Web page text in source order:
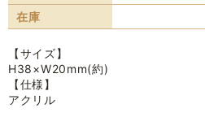
在庫
【サイズ】
H38×W20mm(約)
【仕様】
アクリル